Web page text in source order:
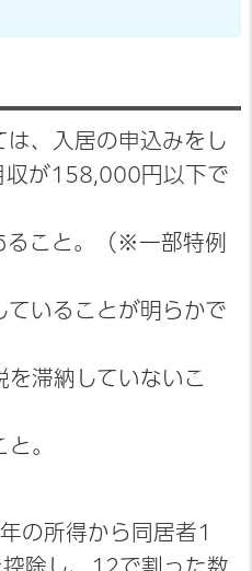
は、入居の申込みをし
収が158,000円以下で
ること。（※一部特例
ていることが明らかで
を滞納していないこ
。
の所得から同居者1
除し、12で割った数